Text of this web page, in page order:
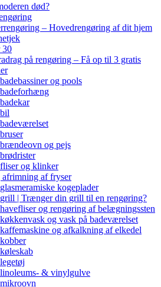
død?
– Hovedrengøring af dit hjem
30
på rengøring – Få op til 3 gratis
og pools
og pejs
og klinker
af fryser
kogeplader
| Trænger din grill til en rengøring?
og rengøring af belægningssten
og vask på badeværelset
og afkalkning af elkedel
& vinylgulve